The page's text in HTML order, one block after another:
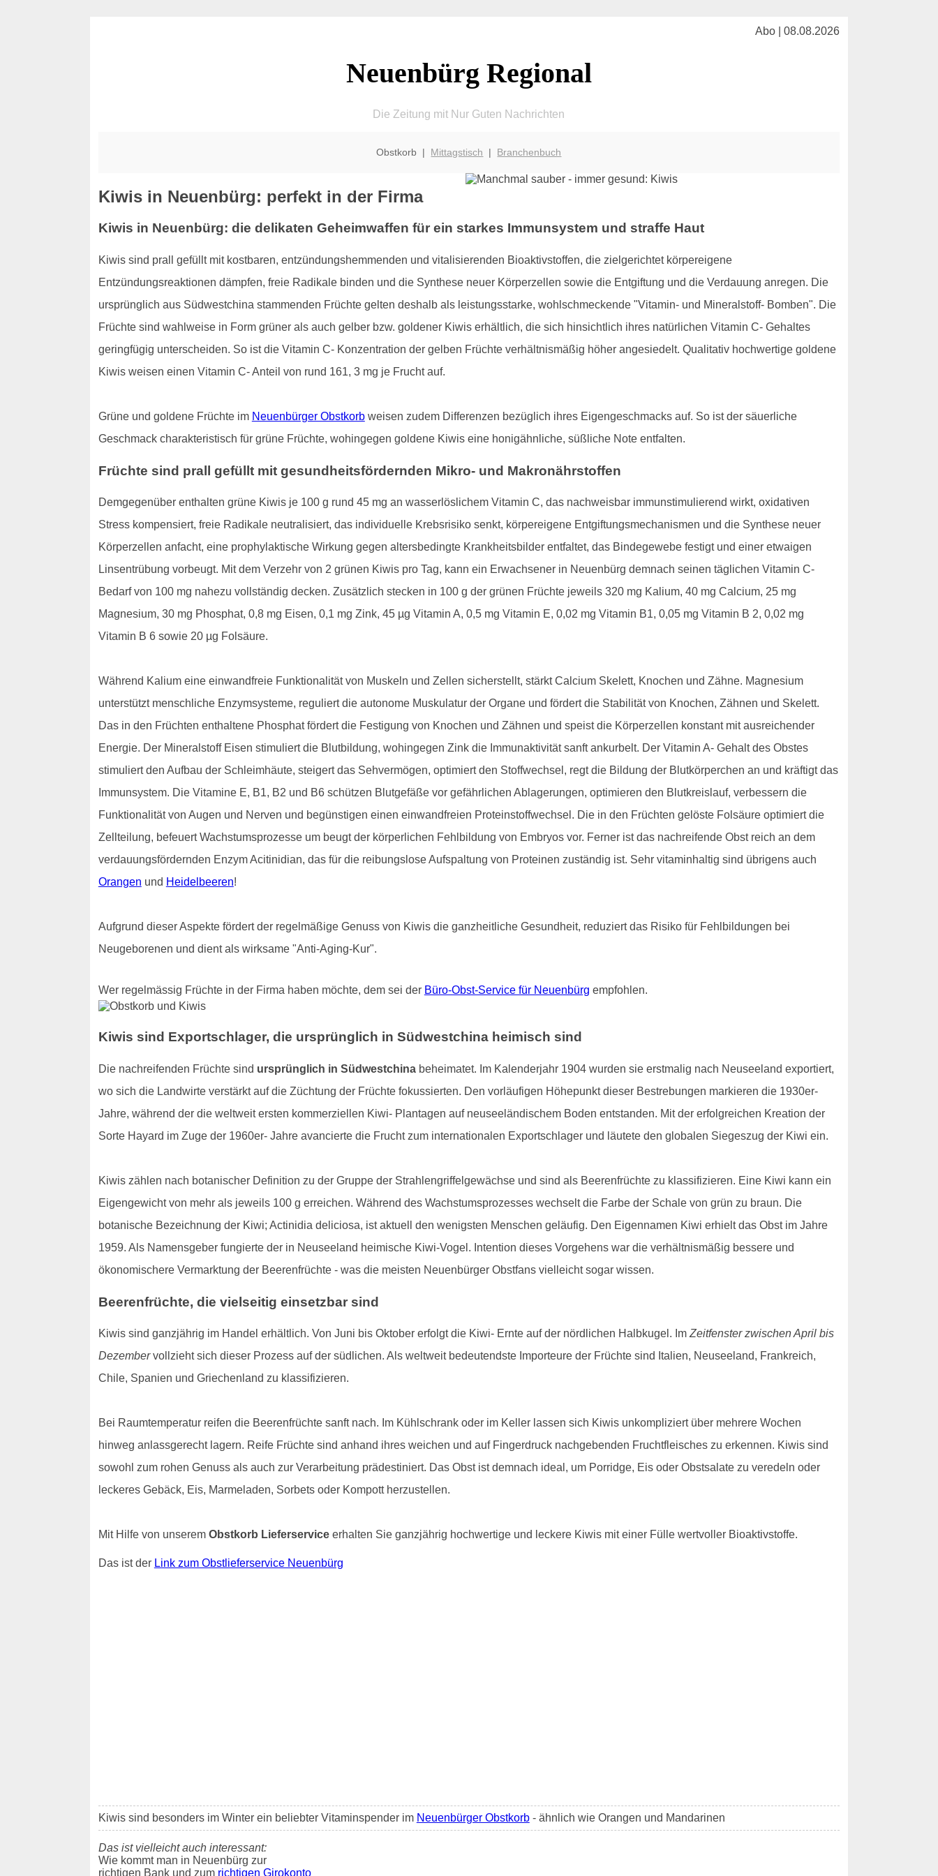
Abo | 08.08.2026
Neuenbürg Regional
Die Zeitung mit Nur Guten Nachrichten
Obstkorb | Mittagstisch | Branchenbuch
Kiwis in Neuenbürg: perfekt in der Firma
Kiwis in Neuenbürg: die delikaten Geheimwaffen für ein starkes Immunsystem und straffe Haut
Kiwis sind prall gefüllt mit kostbaren, entzündungshemmenden und vitalisierenden Bioaktivstoffen, die zielgerichtet körpereigene
Entzündungsreaktionen dämpfen, freie Radikale binden und die Synthese neuer Körperzellen sowie die Entgiftung und die Verdauung anregen. Die
ursprünglich aus Südwestchina stammenden Früchte gelten deshalb als leistungsstarke, wohlschmeckende "Vitamin- und Mineralstoff- Bomben". Die
Früchte sind wahlweise in Form grüner als auch gelber bzw. goldener Kiwis erhältlich, die sich hinsichtlich ihres natürlichen Vitamin C- Gehaltes
geringfügig unterscheiden. So ist die Vitamin C- Konzentration der gelben Früchte verhältnismäßig höher angesiedelt. Qualitativ hochwertige goldene
Kiwis weisen einen Vitamin C- Anteil von rund 161, 3 mg je Frucht auf.
Grüne und goldene Früchte im Neuenbürger Obstkorbweisen zudem Differenzen bezüglich ihres Eigengeschmacks auf. So ist der säuerliche
Geschmack charakteristisch für grüne Früchte, wohingegen goldene Kiwis eine honigähnliche, süßliche Note entfalten.
Früchte sind prall gefüllt mit gesundheitsfördernden Mikro- und Makronährstoffen
Demgegenüber enthalten grüne Kiwis je 100 g rund 45 mg an wasserlöslichem Vitamin C, das nachweisbar immunstimulierend wirkt, oxidativen
Stress kompensiert, freie Radikale neutralisiert, das individuelle Krebsrisiko senkt, körpereigene Entgiftungsmechanismen und die Synthese neuer
Körperzellen anfacht, eine prophylaktische Wirkung gegen altersbedingte Krankheitsbilder entfaltet, das Bindegewebe festigt und einer etwaigen
Linsentrübung vorbeugt. Mit dem Verzehr von 2 grünen Kiwis pro Tag, kann ein Erwachsener in Neuenbürg demnach seinen täglichen Vitamin C-
Bedarf von 100 mg nahezu vollständig decken. Zusätzlich stecken in 100 g der grünen Früchte jeweils 320 mg Kalium, 40 mg Calcium, 25 mg
Magnesium, 30 mg Phosphat, 0,8 mg Eisen, 0,1 mg Zink, 45 µg Vitamin A, 0,5 mg Vitamin E, 0,02 mg Vitamin B1, 0,05 mg Vitamin B 2, 0,02 mg
Vitamin B 6 sowie 20 µg Folsäure.
Während Kalium eine einwandfreie Funktionalität von Muskeln und Zellen sicherstellt, stärkt Calcium Skelett, Knochen und Zähne. Magnesium
unterstützt menschliche Enzymsysteme, reguliert die autonome Muskulatur der Organe und fördert die Stabilität von Knochen, Zähnen und Skelett.
Das in den Früchten enthaltene Phosphat fördert die Festigung von Knochen und Zähnen und speist die Körperzellen konstant mit ausreichender
Energie. Der Mineralstoff Eisen stimuliert die Blutbildung, wohingegen Zink die Immunaktivität sanft ankurbelt. Der Vitamin A- Gehalt des Obstes
stimuliert den Aufbau der Schleimhäute, steigert das Sehvermögen, optimiert den Stoffwechsel, regt die Bildung der Blutkörperchen an und kräftigt das
Immunsystem. Die Vitamine E, B1, B2 und B6 schützen Blutgefäße vor gefährlichen Ablagerungen, optimieren den Blutkreislauf, verbessern die
Funktionalität von Augen und Nerven und begünstigen einen einwandfreien Proteinstoffwechsel. Die in den Früchten gelöste Folsäure optimiert die
Zellteilung, befeuert Wachstumsprozesse um beugt der körperlichen Fehlbildung von Embryos vor. Ferner ist das nachreifende Obst reich an dem
verdauungsfördernden Enzym Acitinidian, das für die reibungslose Aufspaltung von Proteinen zuständig ist. Sehr vitaminhaltig sind übrigens auch
Orangen und Heidelbeeren!
Aufgrund dieser Aspekte fördert der regelmäßige Genuss von Kiwis die ganzheitliche Gesundheit, reduziert das Risiko für Fehlbildungen bei
Neugeborenen und dient als wirksame "Anti-Aging-Kur".
Wer regelmässig Früchte in der Firma haben möchte, dem sei der Büro-Obst-Service für Neuenbürg empfohlen.
Kiwis sind Exportschlager, die ursprünglich in Südwestchina heimisch sind
Die nachreifenden Früchte sind ursprünglich in Südwestchinabeheimatet. Im Kalenderjahr 1904 wurden sie erstmalig nach Neuseeland exportiert,
wo sich die Landwirte verstärkt auf die Züchtung der Früchte fokussierten. Den vorläufigen Höhepunkt dieser Bestrebungen markieren die 1930er-
Jahre, während der die weltweit ersten kommerziellen Kiwi- Plantagen auf neuseeländischem Boden entstanden. Mit der erfolgreichen Kreation der
Sorte Hayard im Zuge der 1960er- Jahre avancierte die Frucht zum internationalen Exportschlager und läutete den globalen Siegeszug der Kiwi ein.
Kiwis zählen nach botanischer Definition zu der Gruppe der Strahlengriffelgewächse und sind als Beerenfrüchte zu klassifizieren. Eine Kiwi kann ein
Eigengewicht von mehr als jeweils 100 g erreichen. Während des Wachstumsprozesses wechselt die Farbe der Schale von grün zu braun. Die
botanische Bezeichnung der Kiwi; Actinidia deliciosa, ist aktuell den wenigsten Menschen geläufig. Den Eigennamen Kiwi erhielt das Obst im Jahre
1959. Als Namensgeber fungierte der in Neuseeland heimische Kiwi-Vogel. Intention dieses Vorgehens war die verhältnismäßig bessere und
ökonomischere Vermarktung der Beerenfrüchte - was die meisten Neuenbürger Obstfans vielleicht sogar wissen.
Beerenfrüchte, die vielseitig einsetzbar sind
Kiwis sind ganzjährig im Handel erhältlich. Von Juni bis Oktober erfolgt die Kiwi- Ernte auf der nördlichen Halbkugel. Im Zeitfenster zwischen April bis
Dezembervollzieht sich dieser Prozess auf der südlichen. Als weltweit bedeutendste Importeure der Früchte sind Italien, Neuseeland, Frankreich,
Chile, Spanien und Griechenland zu klassifizieren.
Bei Raumtemperatur reifen die Beerenfrüchte sanft nach. Im Kühlschrank oder im Keller lassen sich Kiwis unkompliziert über mehrere Wochen
hinweg anlassgerecht lagern. Reife Früchte sind anhand ihres weichen und auf Fingerdruck nachgebenden Fruchtfleisches zu erkennen. Kiwis sind
sowohl zum rohen Genuss als auch zur Verarbeitung prädestiniert. Das Obst ist demnach ideal, um Porridge, Eis oder Obstsalate zu veredeln oder
leckeres Gebäck, Eis, Marmeladen, Sorbets oder Kompott herzustellen.
Mit Hilfe von unserem Obstkorb Lieferserviceerhalten Sie ganzjährig hochwertige und leckere Kiwis mit einer Fülle wertvoller Bioaktivstoffe.
Das ist der Link zum Obstlieferservice Neuenbürg
Kiwis sind besonders im Winter ein beliebter Vitaminspender im Neuenbürger Obstkorb- ähnlich wie Orangen und Mandarinen
Das ist vielleicht auch interessant:
Wie kommt man in Neuenbürg zur
richtigen Bank und zum richtigen Girokonto